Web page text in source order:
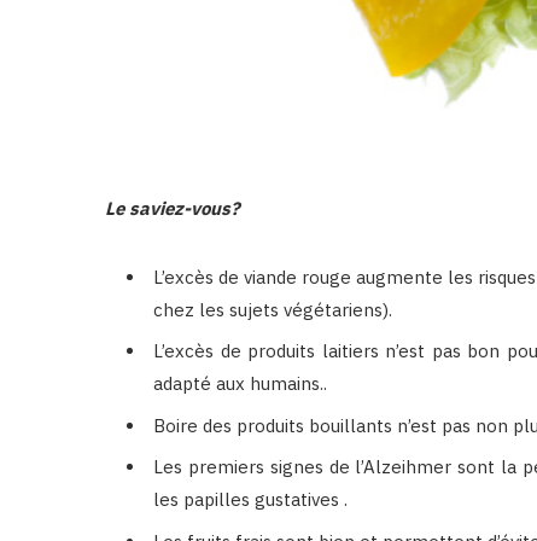
Le saviez-vous?
L’excès de viande rouge augmente les
chez les sujets végétariens).
L’excès de produits laitiers n’est pas bon
adapté aux humains..
Boire des produits bouillants n’est pas non
Les premiers signes de l’Alzeihmer sont la
les papilles gustatives .